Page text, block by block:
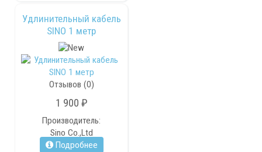
Удлинительный кабель
SINO 1 метр
Отзывов (0)
1 900 ₽
Производитель:
Sino Co.,Ltd
Подробнее